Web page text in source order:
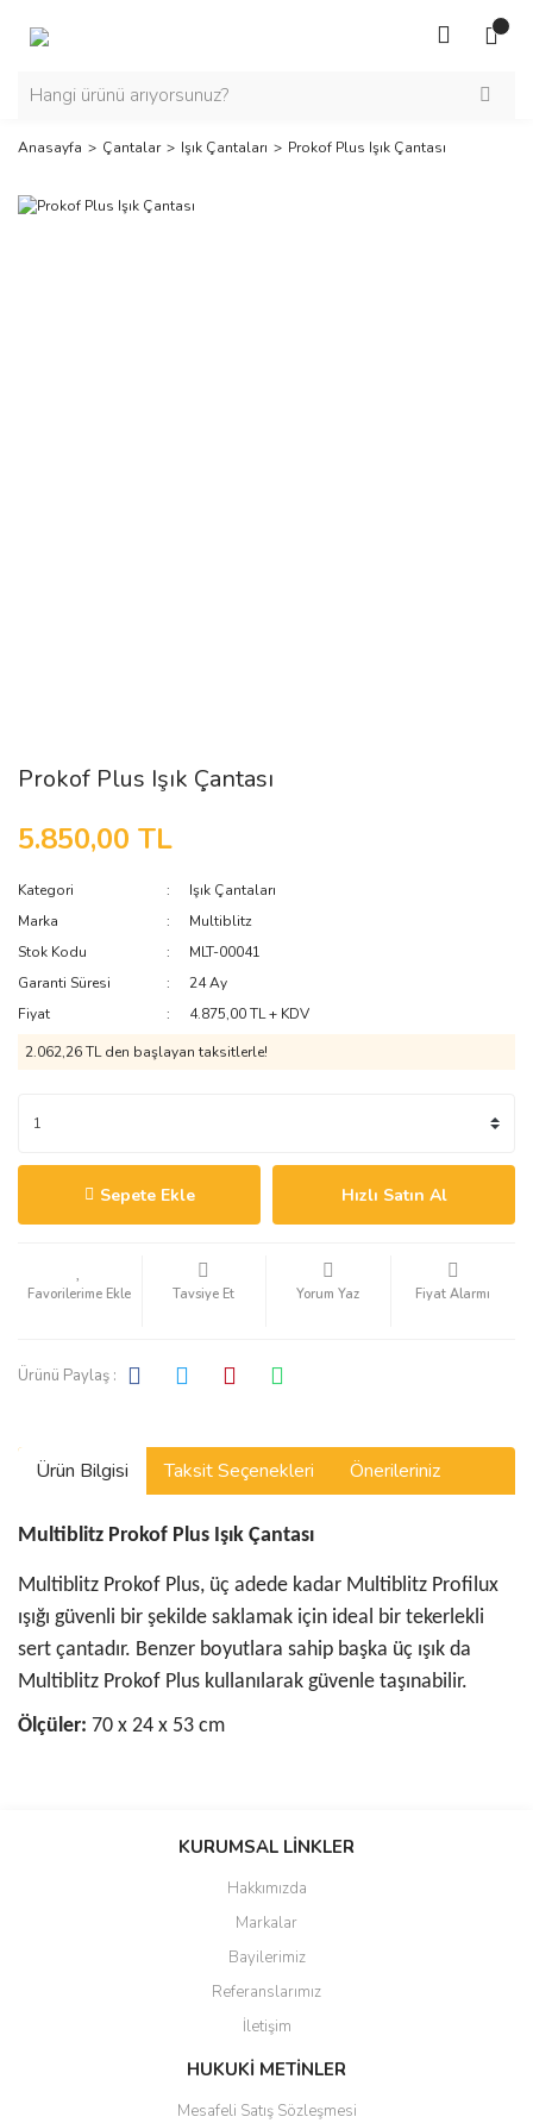
Anasayfa Çantalar Işık Çantaları Prokof Plus Işık Çantası
Prokof Plus Işık Çantası
5.850,00 TL
Kategori
Işık Çantaları
Marka
Multiblitz
Stok Kodu
MLT-00041
Garanti Süresi
24 Ay
Fiyat
4.875,00 TL + KDV
2.062,26 TL den başlayan taksitlerle!
Sepete Ekle Hızlı Satın Al
Tavsiye Et Yorum Yaz Fiyat Alarmı
Ürünü Paylaş :
Ürün Bilgisi Taksit Seçenekleri Önerileriniz
Multiblitz Prokof Plus Işık Çantası
Multiblitz Prokof Plus, üç adede kadar Multiblitz Profilux
ışığı güvenli bir şekilde saklamak için ideal bir tekerlekli
sert çantadır. Benzer boyutlara sahip başka üç ışık da
Multiblitz Prokof Plus kullanılarak güvenle taşınabilir.
Ölçüler: 70 x 24 x 53 cm
tarafımıza iletebilirsiniz.
Ürün resmi kalitesiz, bozuk veya görüntülenemiyor.
Ürün açıklamasında eksik bilgiler bulunuyor.
Ürün bilgilerinde hatalar bulunuyor.
Ürün fiyatı diğer sitelerden daha pahalı.
Bu ürüne benzer farklı alternatifler olmalı.
KURUMSAL LİNKLER
Hakkımızda
Markalar
Bayilerimiz
Referanslarımız
İletişim
HUKUKİ METİNLER
Mesafeli Satış Sözleşmesi